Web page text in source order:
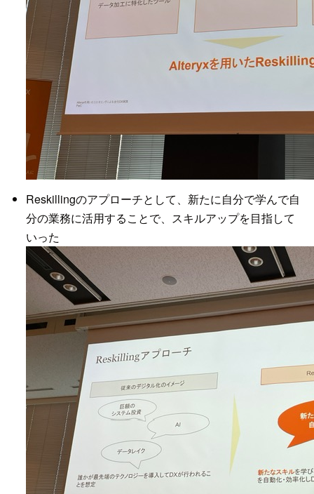
Reskillingのアプローチとして、新たに自分で学んで自
分の業務に活用することで、スキルアップを目指して
いった